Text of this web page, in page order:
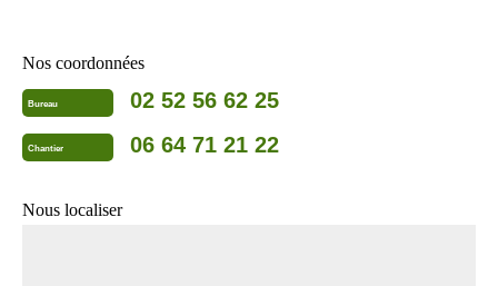
Nos coordonnées
Bureau 02 52 56 62 25
Chantier 06 64 71 21 22
Nous localiser